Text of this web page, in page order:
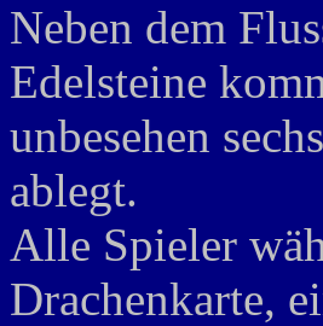
Neben dem
Edelsteine
unbesehen
ablegt.
Alle Spieler
Drachenkarte,